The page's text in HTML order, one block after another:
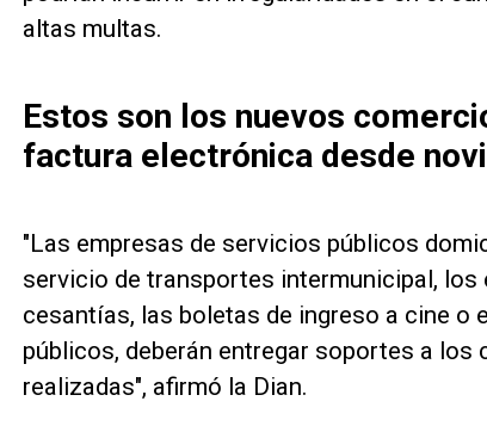
altas multas.
Estos son los nuevos
factura electrónica desde
"Las empresas de servicios públicos
servicio de transportes intermunicipal,
cesantías, las boletas de ingreso a cine
públicos, deberán entregar soportes a
realizadas", afirmó la Dian.